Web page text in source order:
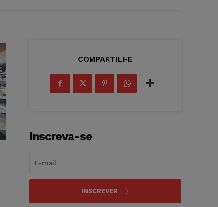
COMPARTILHE
Inscreva-se
INSCREVER